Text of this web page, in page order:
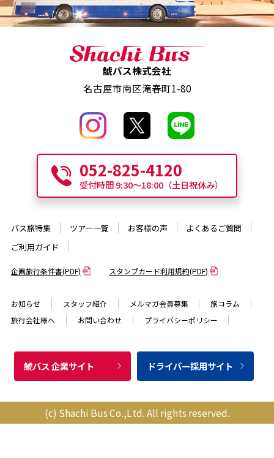
鯱バス株式会社
名古屋市南区滝春町1-80
052-825-4120
受付時間 9:30〜18:00（土日祝休み）
バス旅特集 ツアー一覧 お客様の声
よくあるご質問
ご利用ガイド
企画旅行条件書(PDF) スタンプカード利用規約(PDF)
お知らせ スタッフ紹介 メルマガ会員募集
旅コラム
旅行会社様へ
お問い合わせ プライバシーポリシー
鯱バス 企業サイト ドライバー採用サイト
(c) Shachi Bus Co.,Ltd. All rights reserved.